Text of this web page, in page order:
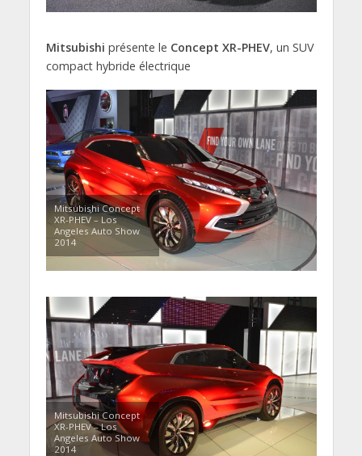
Mitsubishi présente le Concept XR-PHEV, un SUV
compact hybride électrique
Mitsubishi Concept
XR-PHEV – Los
Angeles Auto Show
2014
Mitsubishi Concept
XR-PHEV – Los
Angeles Auto Show
2014